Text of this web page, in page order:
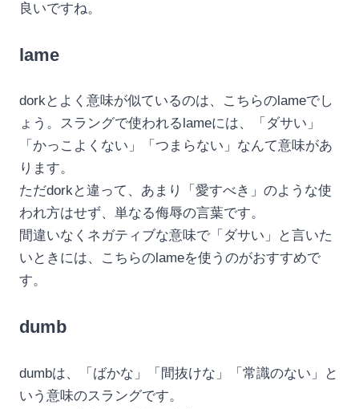
良いですね。
lame
dorkとよく意味が似ているのは、こちらのlameでし
ょう。スラングで使われるlameには、「ダサい」
「かっこよくない」「つまらない」なんて意味があ
ります。
ただdorkと違って、あまり「愛すべき」のような使
われ方はせず、単なる侮辱の言葉です。
間違いなくネガティブな意味で「ダサい」と言いた
いときには、こちらのlameを使うのがおすすめで
す。
dumb
dumbは、「ばかな」「間抜けな」「常識のない」と
いう意味のスラングです。